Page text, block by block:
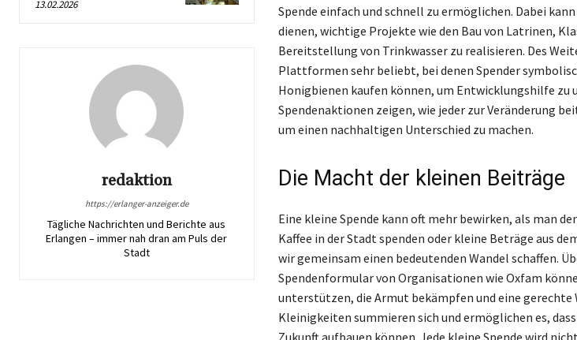
13.02.2026
redaktion
https://erlanger-anzeiger.de
Tägliche Nachrichten und Berichte aus
Erlangen – immer nah dran am Puls der
Stadt
Spende einfach und schnell zu ermöglichen. Dabei
dienen, wichtige Projekte wie den Bau von Latrinen,
Bereitstellung von Trinkwasser zu realisieren. Des
Plattformen sehr beliebt, bei denen Spender
Honigbienen kaufen können, um Entwicklungshilfe zu
Spendenaktionen zeigen, wie jeder zur Veränderung
um einen nachhaltigen Unterschied zu machen.
Die Macht der kleinen Beiträge
Eine kleine Spende kann oft mehr bewirken, als man
Kaffee in der Stadt spenden oder kleine Beträge aus
wir gemeinsam einen bedeutenden Wandel schaffen.
Spendenformular von Organisationen wie Oxfam
unterstützen, die Armut bekämpfen und eine
Kleinigkeiten summieren sich und ermöglichen es,
Zukunft aufbauen können. Jede kleine Spende wird